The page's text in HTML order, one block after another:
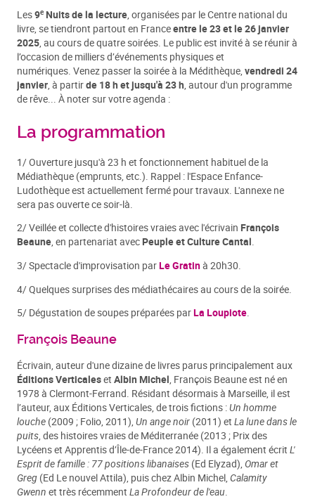
Les9e Nuits de la lecture, organisées par le Centre national du
livre, se tiendront partout en Franceentre le23 et le 26 janvier
2025, au cours de quatre soirées. Le public est invité à se réunir à
l’occasion de milliers d’événements physiques et
numériques. Venez passer la soirée à la Médithèque,vendredi 24
janvier, à partirde 18 h et jusqu'à 23 h, autour d'un programme
de rêve... À noter sur votre agenda :
La programmation
1/ Ouverture jusqu'à 23 h et fonctionnement habituel de la
Médiathèque (emprunts, etc.). Rappel : l'Espace Enfance-
Ludothèque est actuellement fermé pour travaux. L'annexe ne
sera pas ouverte ce soir-là.
2/ Veillée et collecte d'histoires vraies avec l'écrivain François
Beaune, en partenariat avec Peuple et Culture Cantal.
3/ Spectacle d'improvisation parLe Gratinà 20h30.
4/ Quelques surprises des médiathécaires au cours de la soirée.
5/ Dégustation de soupes préparées parLa Loupiote.
François Beaune
Écrivain, auteur d'une dizaine de livres parus principalement aux
Éditions VerticalesetAlbin Michel, François Beaune est né en
1978 à Clermont-Ferrand. Résidant désormais à Marseille, il est
l’auteur, aux Éditions Verticales, de trois fictions :Un homme
louche (2009 ; Folio, 2011),Un ange noir (2011) etLa lune dans le
puits, des histoires vraies de Méditerranée (2013 ; Prix des
Lycéens et Apprentis d’Île-de-France 2014). Il a également écritL'
Esprit de famille : 77 positions libanaises (Ed Elyzad), Omar et
Greg (Ed Le nouvel Attila), puis chez Albin Michel,Calamity
Gwenn et très récemmentLa Profondeur de l'eau.